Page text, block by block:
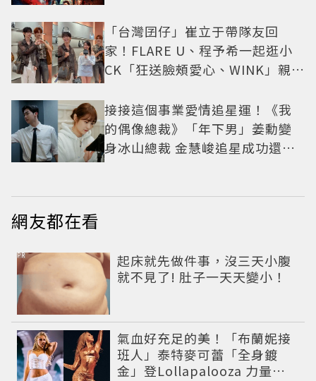
「台灣囝仔」崔立于帶隊友回
家！FLARE U、程予希一起逛小
CK「狂送臉頰愛心、WINK」親曝
接接這個事業愛情追星運！《我
的偶像總裁》「年下男」姜勳變
身冰山總裁 金慧峻追星成功還偶
網友都在看
起床就先做件事，沒三天小腹
就不見了! 肚子一天天變小！
PR
氣血好充足的美！「布蘭妮接
班人」泰特麥可蕾「全身鍍
金」登Lollapalooza 力量感